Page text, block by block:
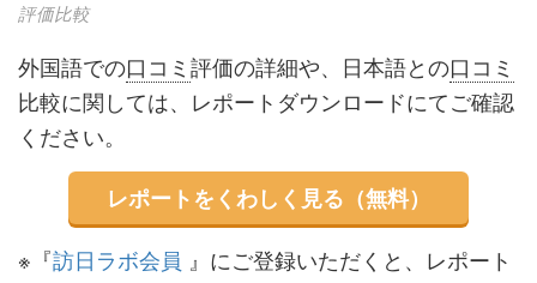
評価比較
外国語での口コミ 評価の詳細や、日本語との口コミ
比較に関しては、レポートダウンロードにてご確認
ください。
レポートをくわしく見る（無料）
※『訪日ラボ会員 』にご登録いただくと、レポート